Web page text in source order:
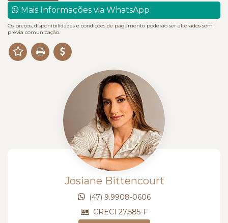
Mais Informações via WhatsApp
Os preços, disponibilidades e condições de pagamento poderão ser alterados sem
prévia comunicação.
Josiane Bittencourt
(47) 9.9908-0606
CRECI 27.585-F